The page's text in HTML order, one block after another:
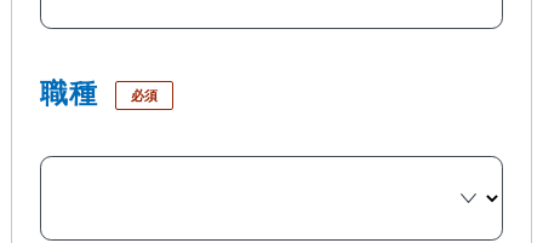
職種 必須